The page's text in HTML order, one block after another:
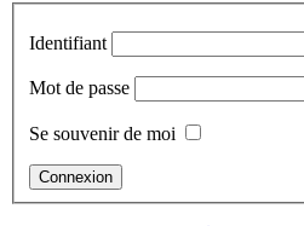
Identifiant
Mot de passe
Se souvenir de moi